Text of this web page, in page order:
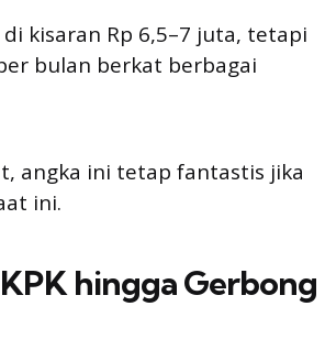
kisaran Rp 6,5–7 juta, tetapi
bulan berkat berbagai
angka ini tetap fantastis jika
ini.
hingga Gerbong